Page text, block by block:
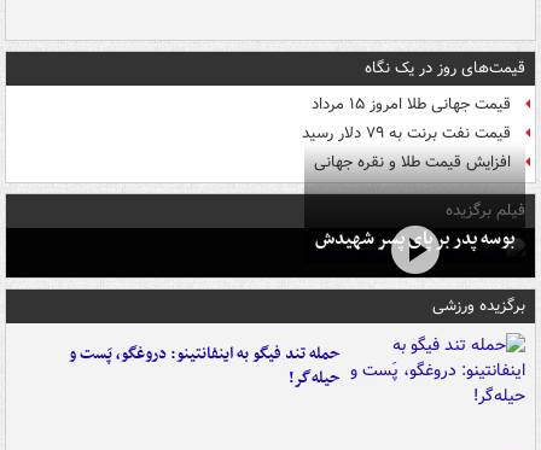
قیمت‌های روز در یک نگاه
قیمت جهانی طلا امروز ۱۵ مرداد
قیمت نفت برنت به ۷۹ دلار رسید
افزایش قیمت طلا و نقره جهانی
فیلم برگزیده
بوسه‌ پدر بر پای پسر شهیدش
برگزیده ورزشی
حمله تند فیگو به اینفانتینو: دروغگو، پَست‌ و
حیله‌گر!